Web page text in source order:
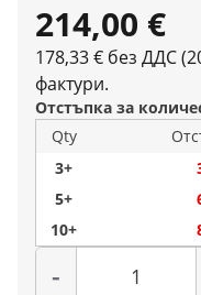
214,00 €
178,33 € без ДДС
фактури.
Отстъпка за
Qty
3+
5+
10+
-